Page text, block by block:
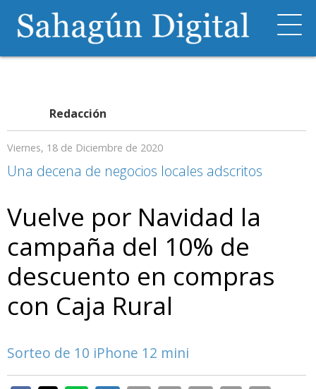
Redacción
Viernes, 18 de Diciembre de 2020
Una decena de negocios locales adscritos
Vuelve por Navidad la
campaña del 10% de
descuento en compras
con Caja Rural
Sorteo de 10 iPhone 12 mini